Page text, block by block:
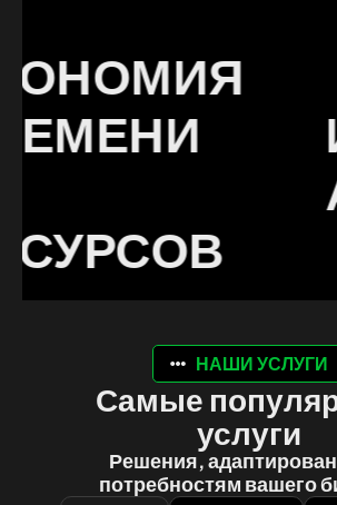
НАШИ УСЛУГИ
Самые
услуги
Решения,
потребностям вашего